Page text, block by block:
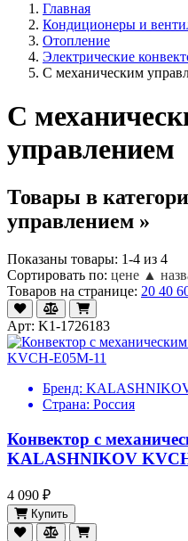
Главная
Кондиционеры и
Отопление
Электрические
С механическим
С
управлением
Товары в
управлением »
Показаны товары: 1-4 из 4
Сортировать по: цене ▲
Товаров на странице: 20 40
Арт: K1-1726183
Бренд:
Страна: Россия
Конвектор с
KALASHNIKOV
4 090 ₽
Купить